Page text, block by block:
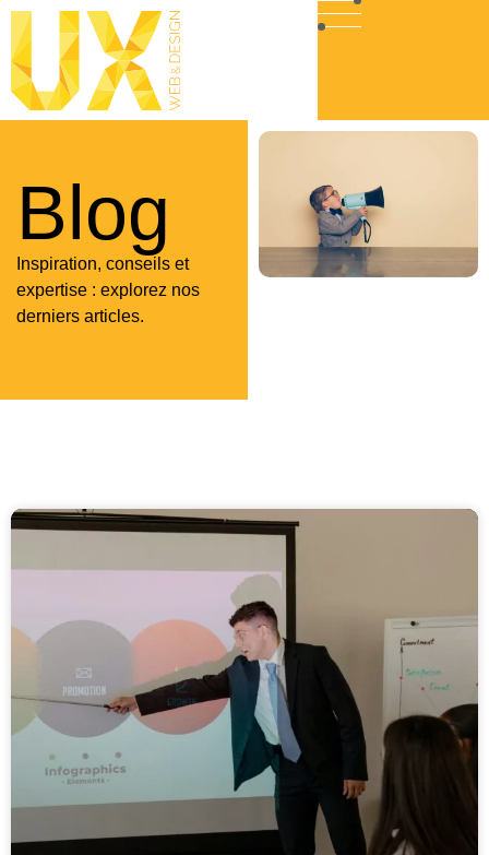
Blog
Inspiration, conseils et
expertise : explorez nos
derniers articles.